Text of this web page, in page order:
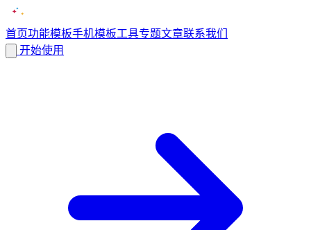
首页功能模板手机模板工具专题文章联系我们
开始使用